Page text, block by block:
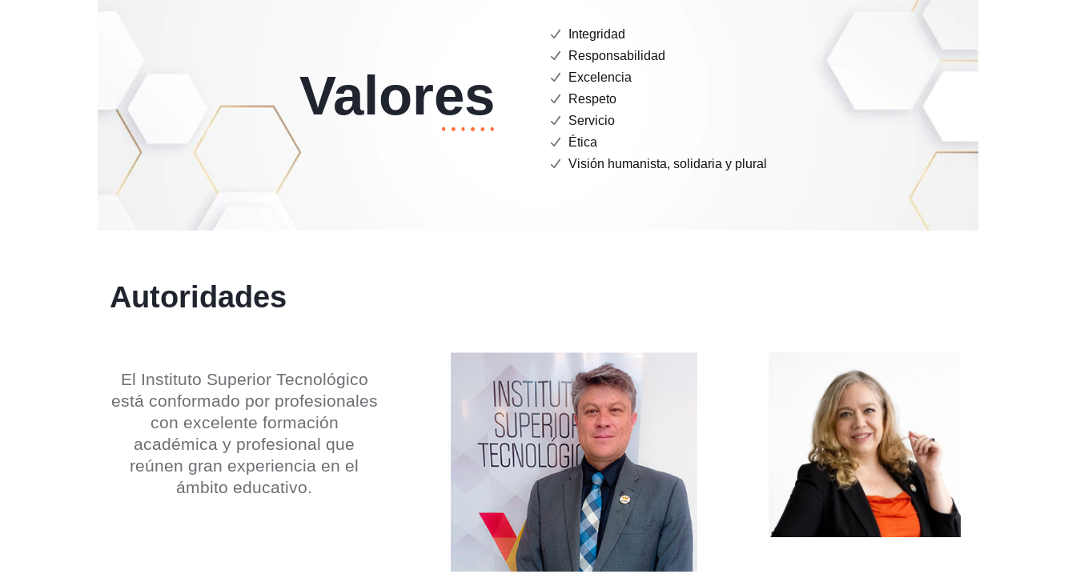
Valores
Integridad
Responsabilidad
Excelencia
Respeto
Servicio
Ética
Visión humanista, solidaria y plural
Autoridades
El Instituto Superior Tecnológico
está conformado por profesionales
con excelente formación
académica y profesional que
reúnen gran experiencia en el
ámbito educativo.